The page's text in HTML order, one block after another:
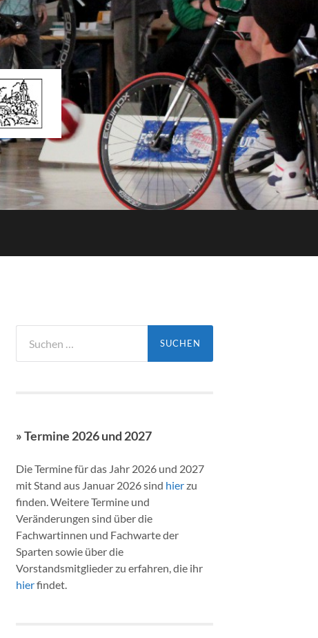
nach:
» Termine 2026 und 2027
Die Termine für das Jahr 2026 und 2027
mit Stand aus Januar 2026 sind hierzu
finden. Weitere Termine und
Veränderungen sind über die
Fachwartinnen und Fachwarte der
Sparten sowie über die
Vorstandsmitglieder zu erfahren, die ihr
hierfindet.